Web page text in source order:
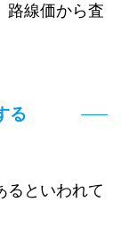
路線価から査
る
るといわれて